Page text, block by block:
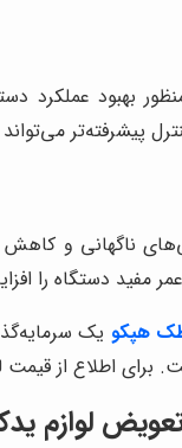
بهبود عملکرد
پیشرفته‌تر
ناگهانی و
مفید دستگاه را
هپکو یک
برای اطلاع از
لوازم